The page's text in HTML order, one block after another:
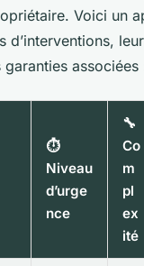
Voici un
d’interventions,
garanties associées
⏱️
Niveau
d’urge
nce
🔧
Co
m
pl
ex
ité